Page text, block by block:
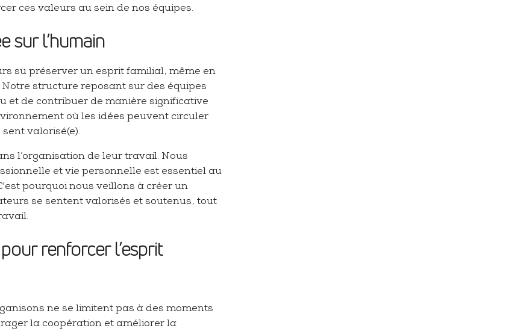
ces valeurs au sein de nos équipes.
sur l’humain
su préserver un esprit familial, même en
structure reposant sur des équipes
et de contribuer de manière significative
où les idées peuvent circuler
valorisé(e).
l’organisation de leur travail. Nous
et vie personnelle est essentiel au
pourquoi nous veillons à créer un
se sentent valorisés et soutenus, tout
renforcer l’esprit
ne se limitent pas à des moments
la coopération et améliorer la